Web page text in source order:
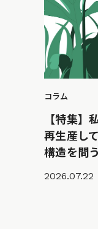
コラム
【特集】
再生産し
構造を問う
2026.07.22